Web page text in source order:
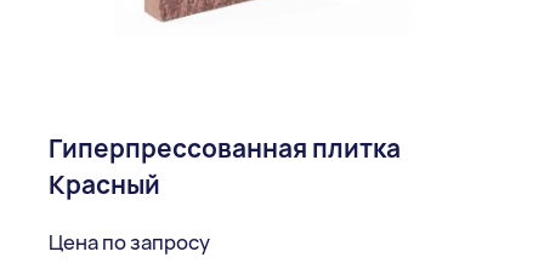
Гиперпрессованная плитка
Красный
Цена по запросу